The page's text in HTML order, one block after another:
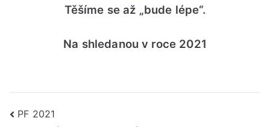
Těšíme se až „bude lépe“.
Na shledanou v roce 2021
Navigace
PF 2021